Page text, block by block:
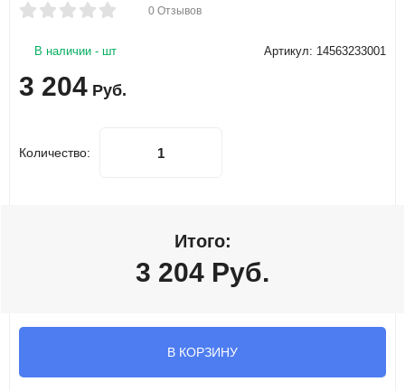
0 Отзывов
Артикул: 14563233001
В наличии - шт
3 204 Руб.
Количество:
Итого:
3 204 Руб.
В КОРЗИНУ